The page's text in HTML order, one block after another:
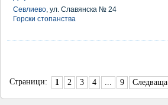
Севлиево, ул. Славянска № 24
Горски стопанства
Страници: 1 2 3 4 ... 9 Следваща